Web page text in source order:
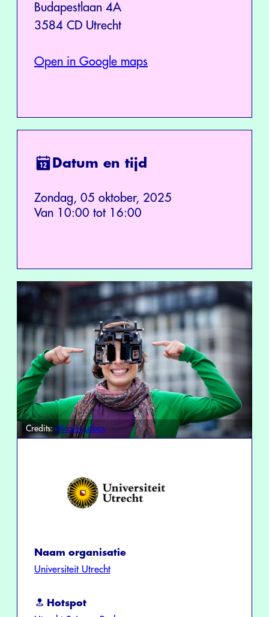
Budapestlaan 4A
3584 CD Utrecht
Open in Google maps
Datum en tijd
Zondag, 05 oktober, 2025
Van 10:00 tot 16:00
Credits: Nicolas Labos
Naam organisatie
Universiteit Utrecht
Hotspot